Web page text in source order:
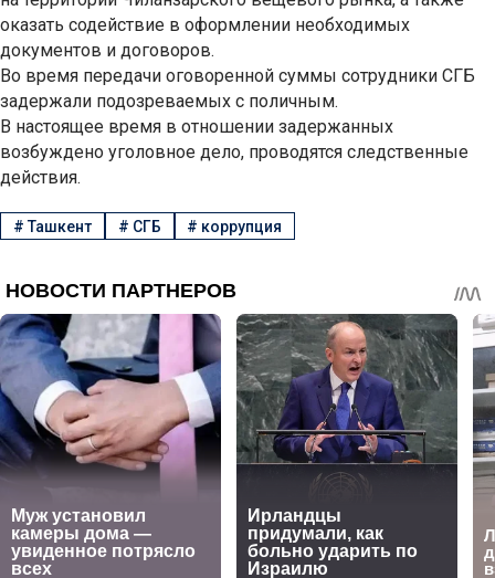
оказать содействие в оформлении необходимых
документов и договоров.
Во время передачи оговоренной суммы сотрудники СГБ
задержали подозреваемых с поличным.
В настоящее время в отношении задержанных
возбуждено уголовное дело, проводятся следственные
действия.
#Ташкент # СГБ # коррупция